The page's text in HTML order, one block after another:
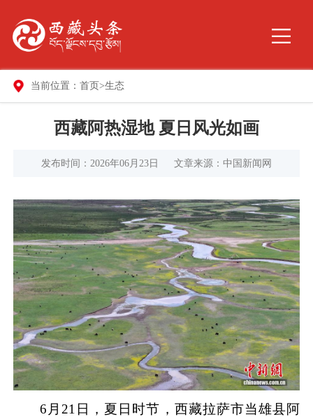
当前位置： 首页 >生态
西藏阿热湿地 夏日风光如画
发布时间：2026年06月23日 文章来源：中国新闻网
6月21日，夏日时节，西藏拉萨市当雄县阿